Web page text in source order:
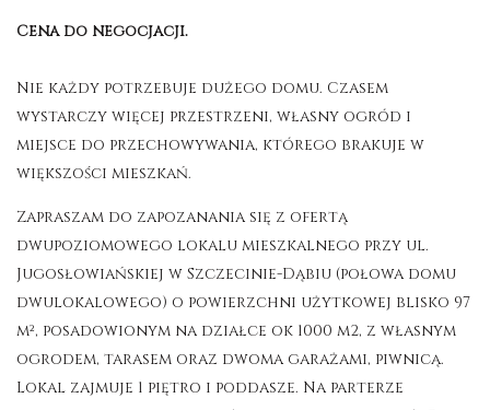
Cena do negocjacji.
Nie każdy potrzebuje dużego domu. Czasem
wystarczy więcej przestrzeni, własny ogród i
miejsce do przechowywania, którego brakuje w
większości mieszkań.
Zapraszam do zapozanania się z ofertą
dwupoziomowego lokalu mieszkalnego przy ul.
Jugosłowiańskiej w Szczecinie-Dąbiu (połowa domu
dwulokalowego) o powierzchni użytkowej blisko 97
m², posadowionym na działce ok 1000 m2, z własnym
ogrodem, tarasem oraz dwoma garażami, piwnicą.
Lokal zajmuje 1 piętro i poddasze. Na parterze